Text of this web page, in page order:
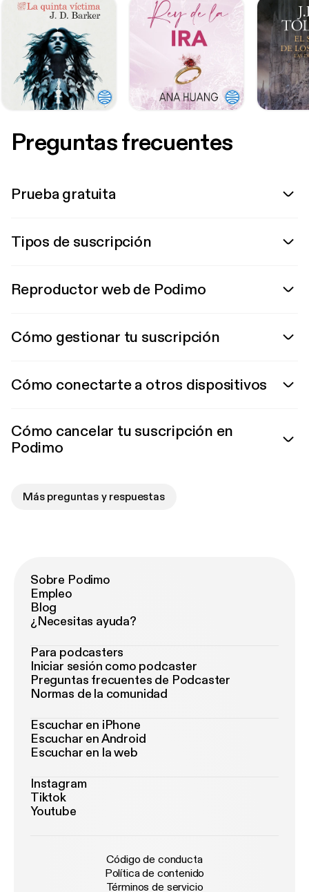
Preguntas frecuentes
Prueba gratuita
Tipos de suscripción
Reproductor web de Podimo
Cómo gestionar tu suscripción
Cómo conectarte a otros dispositivos
Cómo cancelar tu suscripción en
Podimo
Más preguntas y respuestas
Sobre Podimo
Empleo
Blog
¿Necesitas ayuda?
Para podcasters
Iniciar sesión como podcaster
Preguntas frecuentes de Podcaster
Normas de la comunidad
Escuchar en iPhone
Escuchar en Android
Escuchar en la web
Instagram
Tiktok
Youtube
Código de conducta
Política de contenido
Términos de servicio